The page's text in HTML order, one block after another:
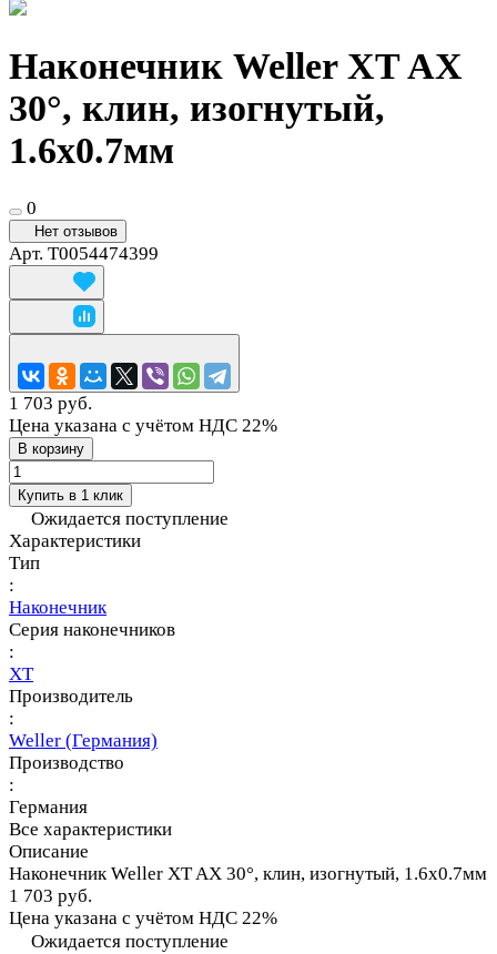
Наконечник Weller XT AX
30°, клин, изогнутый,
1.6х0.7мм
0
Нет отзывов
Арт. T0054474399
1 703 руб.
Цена указана с учётом НДС 22%
В корзину
Купить в 1 клик
Ожидается поступление
Характеристики
Тип
:
Наконечник
Серия наконечников
:
XT
Производитель
:
Weller (Германия)
Производство
:
Германия
Все характеристики
Описание
Наконечник Weller XT AX 30°, клин, изогнутый, 1.6х0.7мм
1 703 руб.
Цена указана с учётом НДС 22%
Ожидается поступление